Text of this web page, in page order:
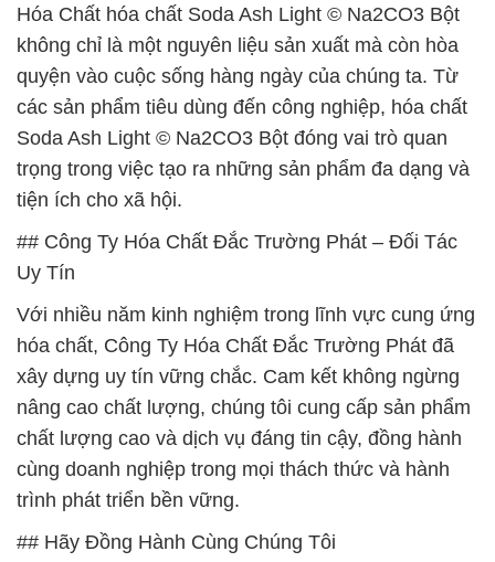
Hóa Chất hóa chất Soda Ash Light © Na2CO3 Bột
không chỉ là một nguyên liệu sản xuất mà còn hòa
quyện vào cuộc sống hàng ngày của chúng ta. Từ
các sản phẩm tiêu dùng đến công nghiệp, hóa chất
Soda Ash Light © Na2CO3 Bột đóng vai trò quan
trọng trong việc tạo ra những sản phẩm đa dạng và
tiện ích cho xã hội.
## Công Ty Hóa Chất Đắc Trường Phát – Đối Tác
Uy Tín
Với nhiều năm kinh nghiệm trong lĩnh vực cung ứng
hóa chất, Công Ty Hóa Chất Đắc Trường Phát đã
xây dựng uy tín vững chắc. Cam kết không ngừng
nâng cao chất lượng, chúng tôi cung cấp sản phẩm
chất lượng cao và dịch vụ đáng tin cậy, đồng hành
cùng doanh nghiệp trong mọi thách thức và hành
trình phát triển bền vững.
## Hãy Đồng Hành Cùng Chúng Tôi